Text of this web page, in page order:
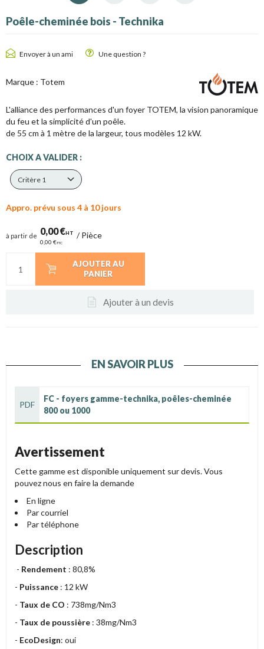
Poêle-cheminée bois - Technika
Envoyer à un ami Une question ?
Marque : Totem
L'alliance des performances d'un foyer TOTEM, la vision panoramique
du feu et la simplicité d'un poêle.
de 55 cm à 1 mètre de la largeur, tous modèles 12 kW.
CHOIX A VALIDER :
Critère 1
Appro. prévu sous 4 à 10 jours
à partir de 0,00 €HT
0,00 €TTC
/Pièce
AJOUTER AU
PANIER
Ajouter à un devis
EN SAVOIR PLUS
PDF
FC - foyers gamme-technika, poêles-cheminée
800 ou 1000
Avertissement
Cette gamme est disponible uniquement sur devis. Vous
pouvez nous en faire la demande
En ligne
Par courriel
Par téléphone
Description
- Rendement : 80,8%
- Puissance : 12 kW
- Taux de CO : 738mg/Nm3
- Taux de poussière : 38mg/Nm3
- EcoDesign: oui